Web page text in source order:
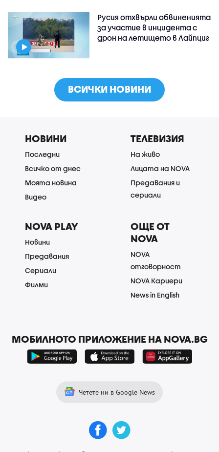
Русия отхвърли обвиненията
за участие в инцидента с
дрон на летището в Лайпциг
ВСИЧКИ НОВИНИ
НОВИНИ
Последни
Всичко от днес
Моята новина
Видео
ТЕЛЕВИЗИЯ
На живо
Лицата на NOVA
Предавания и
сериали
NOVA PLAY
Новини
Предавания
Сериали
Филми
ОЩЕ ОТ
NOVA
NOVA
отговорност
NOVA Кариери
News in English
МОБИЛНОТО ПРИЛОЖЕНИЕ НА NOVA.BG
Четете ни в Google News